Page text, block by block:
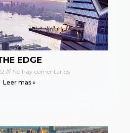
EDGE
No hay comentarios
Leer mas »